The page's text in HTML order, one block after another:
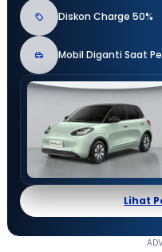
Diskon Charge 50%
Mobil Diganti Saat
Lihat